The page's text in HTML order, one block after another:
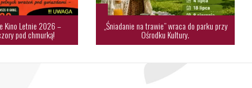
Kino Letnie 2026 –
pod chmurką!
„Śniadanie na trawie” wraca do parku przy
Ośrodku Kultury.